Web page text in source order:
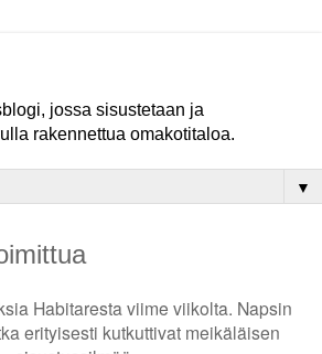
jossa sisustetaan ja
rakennettua omakotitaloa.
▼
Habitaresta viime viikolta. Napsin
erityisesti kutkuttivat meikäläisen